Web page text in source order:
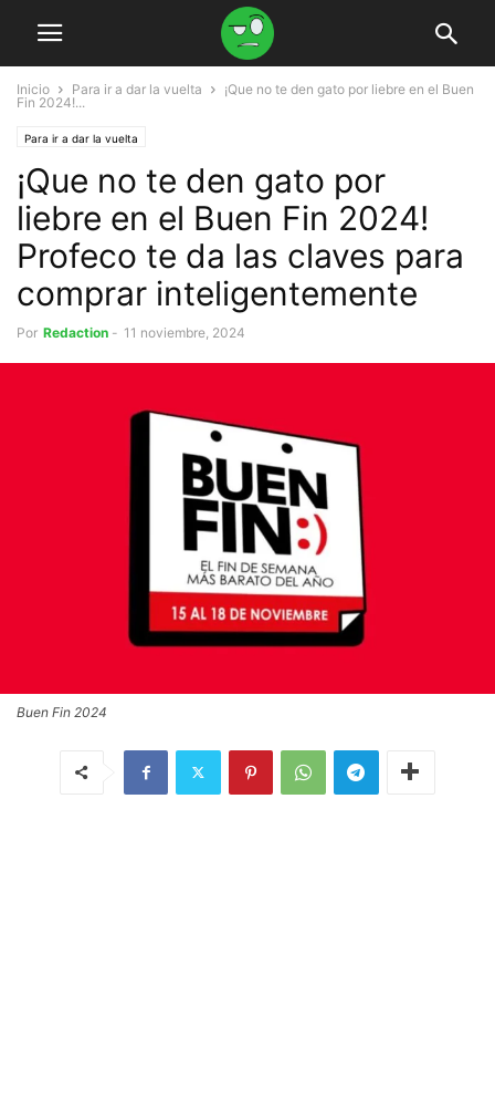
Inicio Para ir a dar la vuelta
¡Que no te den gato por liebre en el Buen
Fin 2024!...
Para ir a dar la vuelta
¡Que no te den gato por
liebre en el Buen Fin 2024!
Profeco te da las claves para
comprar inteligentemente
Por Redaction - 11 noviembre, 2024
Buen Fin 2024